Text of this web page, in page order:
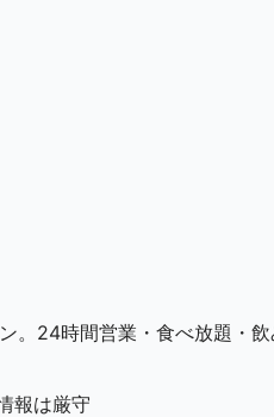
。24時間営業・食べ放題・
報は厳守